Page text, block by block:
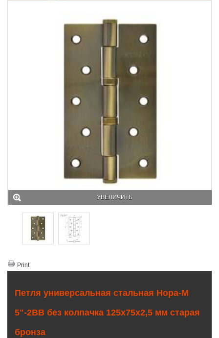
УВЕЛИЧИТЬ
Print
Петля универсальная стальная Нора-М
5"-2ВВ без колпачка 125х75х2,5 мм старая
бронза